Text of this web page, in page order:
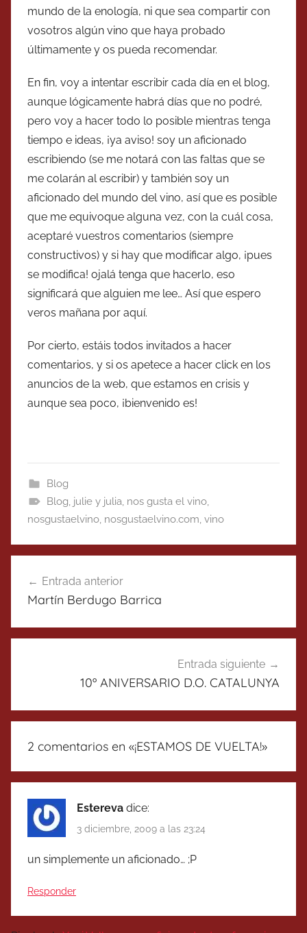
mundo de la enología, ni que sea compartir con
vosotros algún vino que haya probado
últimamente y os pueda recomendar.
En fin, voy a intentar escribir cada día en el blog,
aunque lógicamente habrá días que no podré,
pero voy a hacer todo lo posible mientras tenga
tiempo e ideas, ¡ya aviso! soy un aficionado
escribiendo (se me notará con las faltas que se
me colarán al escribir) y también soy un
aficionado del mundo del vino, así que es posible
que me equivoque alguna vez, con la cuál cosa,
aceptaré vuestros comentarios (siempre
constructivos) y si hay que modificar algo, ¡pues
se modifica! ojalá tenga que hacerlo, eso
significará que alguien me lee… Así que espero
veros mañana por aquí.
Por cierto, estáis todos invitados a hacer
comentarios, y si os apetece a hacer click en los
anuncios de la web, que estamos en crisis y
aunque sea poco, ¡bienvenido es!
Blog
Blog, julie y julia, nos gusta el vino,
nosgustaelvino, nosgustaelvino.com, vino
de
Entrada anterior
Martín Berdugo Barrica
Entrada siguiente
10º ANIVERSARIO D.O. CATALUNYA
2 comentarios en «¡ESTAMOS DE VUELTA!»
Estereva dice:
3 diciembre, 2009 a las 23:24
un simplemente un aficionado… ;P
Responder